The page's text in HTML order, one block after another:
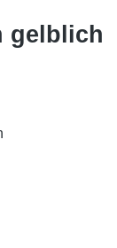
gelblich